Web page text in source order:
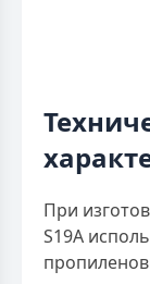
При
S19A